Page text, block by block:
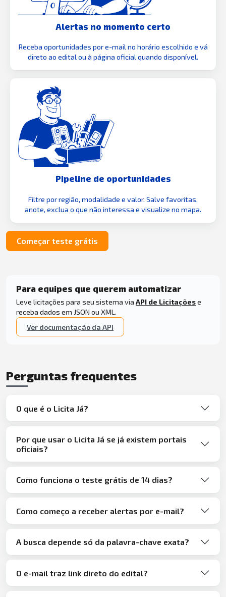
Alertas no momento certo
Receba oportunidades por e-mail no horário escolhido e vá
direto ao edital ou à página oficial quando disponível.
Pipeline de oportunidades
Filtre por região, modalidade e valor. Salve favoritas,
anote, exclua o que não interessa e visualize no mapa.
Começar teste grátis
Para equipes que querem automatizar
Leve licitações para seu sistema via API de Licitaçõese
receba dados em JSON ou XML.
Ver documentação da API
Perguntas frequentes
O que é o Licita Já?
Por que usar o Licita Já se já existem portais
oficiais?
Como funciona o teste grátis de 14 dias?
Como começo a receber alertas por e-mail?
A busca depende só da palavra-chave exata?
O e-mail traz link direto do edital?